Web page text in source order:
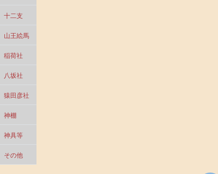
十二支
山王絵馬
稲荷社
八坂社
猿田彦社
神棚
神具等
その他